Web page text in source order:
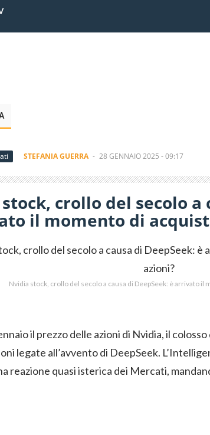
STEFANIA GUERRA - 28 GENNAIO 2025 - 09:17
crollo del secolo a
il momento di
Nvidia stock, crollo del secolo a causa di DeepSeek: è arrivato il
il prezzo delle azioni di Nvidia, il
legate all’avvento di DeepSeek.
reazione quasi isterica dei Mercati,